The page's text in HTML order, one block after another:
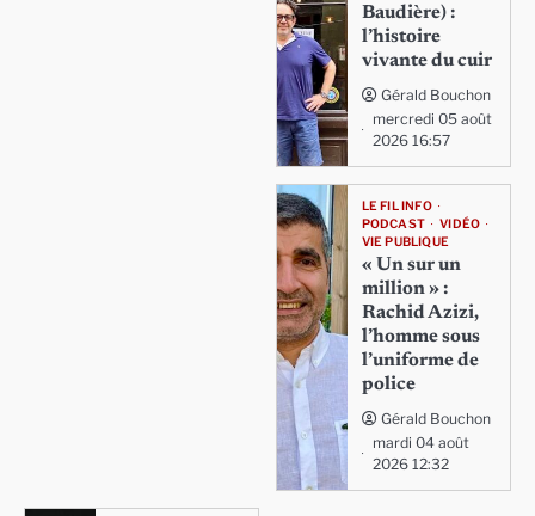
Baudière) :
l’histoire
vivante du cuir
Gérald Bouchon
mercredi 05 août
2026 16:57
LE FIL INFO
PODCAST
VIDÉO
VIE PUBLIQUE
« Un sur un
million » :
Rachid Azizi,
l’homme sous
l’uniforme de
police
Gérald Bouchon
mardi 04 août
2026 12:32